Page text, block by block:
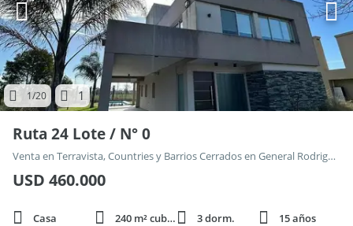
1/20 1
Ruta 24 Lote / N° 0
Venta en Terravista, Countries y Barrios Cerrados en General Rodriguez
USD 460.000
Casa 240 m² cubie. 3 dorm.
15 años